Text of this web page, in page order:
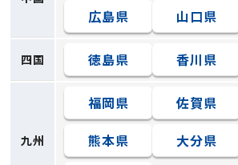
広島県
山口県
四国 徳島県 香川県
九州
福岡県 佐賀県
熊本県
大分県